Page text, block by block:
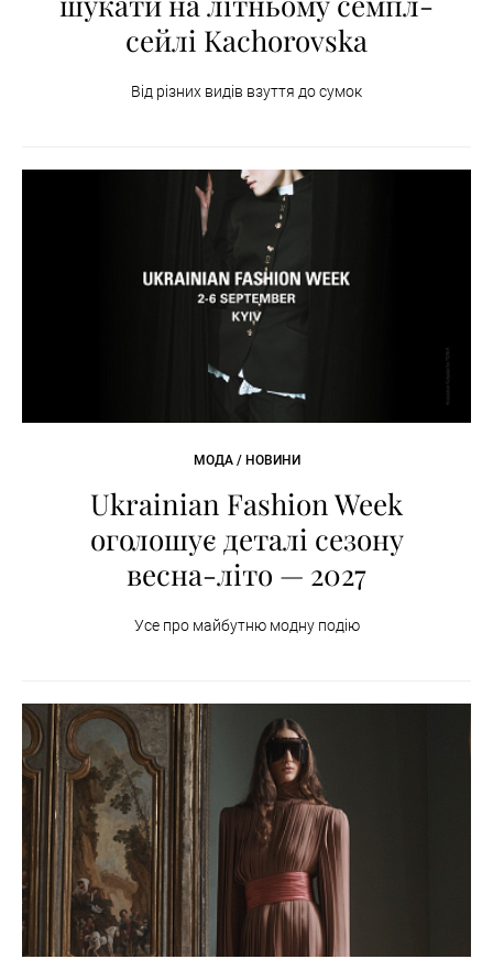
сейлі Kachorovska
Від різних видів взуття до сумок
МОДА / НОВИНИ
Ukrainian Fashion Week
оголошує деталі сезону
весна-літо — 2027
Усе про майбутню модну подію